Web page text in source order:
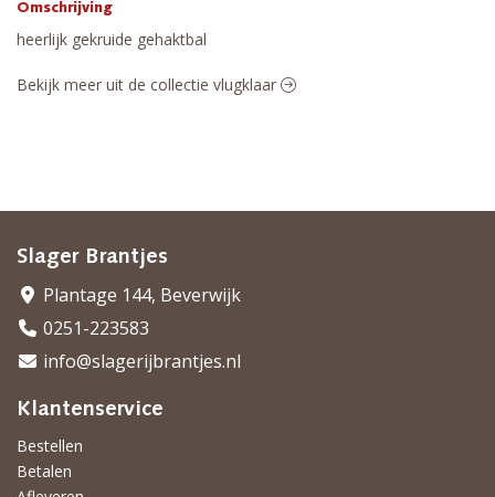
Omschrijving
heerlijk gekruide gehaktbal
Bekijk meer uit de collectie vlugklaar
Slager Brantjes
Plantage 144, Beverwijk
0251-223583
info@slagerijbrantjes.nl
Klantenservice
Bestellen
Betalen